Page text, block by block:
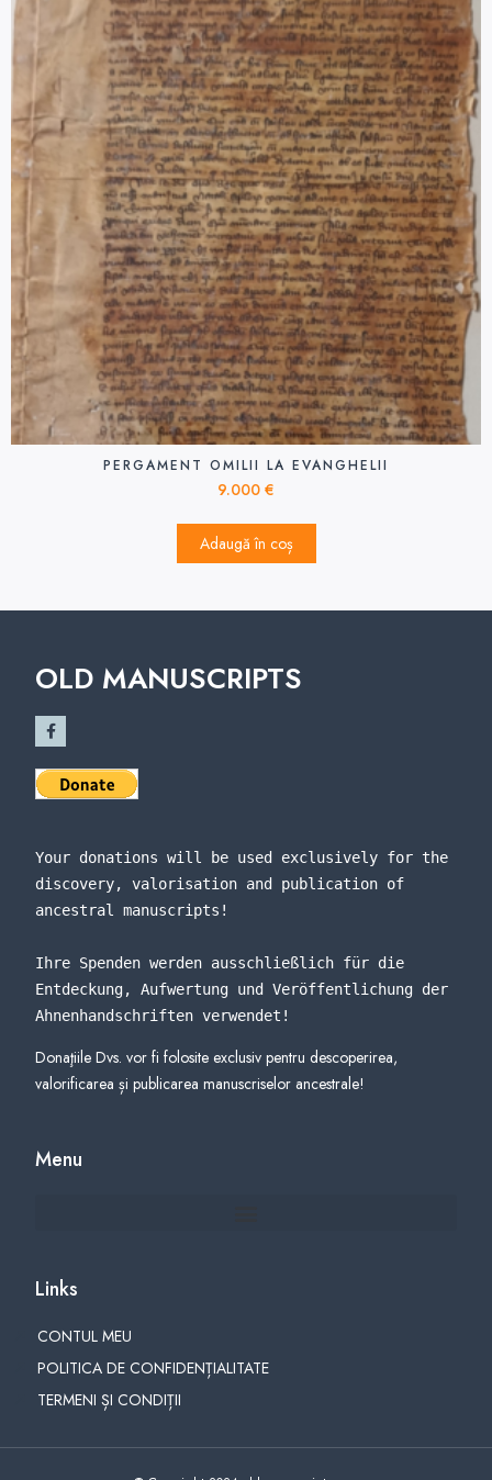
PERGAMENT OMILII LA EVANGHELII
9.000 €
Adaugă în coș
OLD MANUSCRIPTS
Your donations will be used exclusively for the
discovery, valorisation and publication of
ancestral manuscripts!
Ihre Spenden werden ausschließlich für die
Entdeckung, Aufwertung und Veröffentlichung der
Ahnenhandschriften verwendet !
Donaţiile Dvs. vor fi folosite exclusiv pentru descoperirea,
valorificarea și publicarea manuscriselor ancestrale!
Menu
Links
CONTUL MEU
POLITICA DE CONFIDENȚIALITATE
TERMENI ȘI CONDIȚII